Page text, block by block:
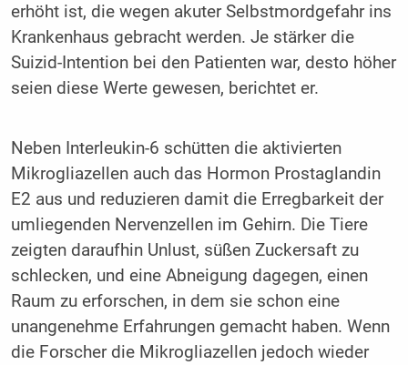
erhöht ist, die wegen akuter Selbstmordgefahr ins
Krankenhaus gebracht werden. Je stärker die
Suizid-Intention bei den Patienten war, desto höher
seien diese Werte gewesen, berichtet er.
Neben Interleukin-6 schütten die aktivierten
Mikrogliazellen auch das Hormon Prostaglandin
E2 aus und reduzieren damit die Erregbarkeit der
umliegenden Nervenzellen im Gehirn. Die Tiere
zeigten daraufhin Unlust, süßen Zuckersaft zu
schlecken, und eine Abneigung dagegen, einen
Raum zu erforschen, in dem sie schon eine
unangenehme Erfahrungen gemacht haben. Wenn
die Forscher die Mikrogliazellen jedoch wieder